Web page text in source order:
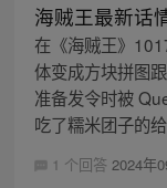
海贼王最新话
在《海贼王》
体变成方块拼图
准备发令时被
吃了糯米团子的
1 个回答 2024年